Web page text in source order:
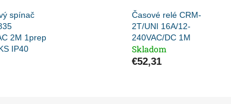
spínač
2M 1prep
IP40
Časové relé CRM-
2T/UNI 16A/12-
240VAC/DC 1M
Skladom
€52,31